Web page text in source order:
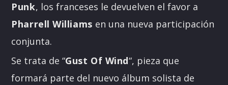
Punk, los franceses le devuelven el favor a
Pharrell Williams en una nueva participación
conjunta.
Se trata de “Gust Of Wind“, pieza que
formará parte del nuevo álbum solista de